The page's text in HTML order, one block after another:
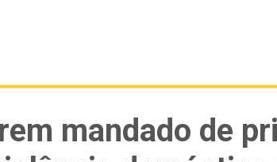
mandado de